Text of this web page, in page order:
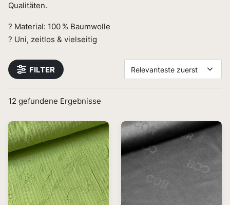
Qualitäten.
? Material: 100 % Baumwolle
? Uni, zeitlos & vielseitig
FILTER Relevanteste zuerst
12 gefundene Ergebnisse